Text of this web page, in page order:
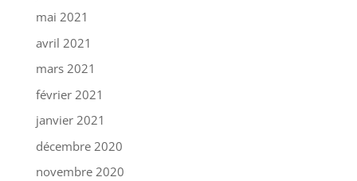
mai 2021
avril 2021
mars 2021
février 2021
janvier 2021
décembre 2020
novembre 2020